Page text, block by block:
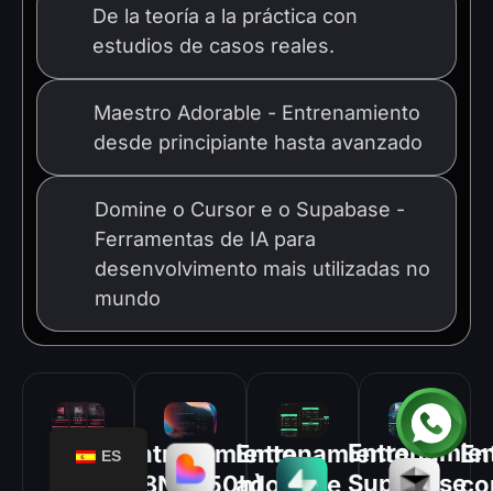
De la teoría a la práctica con
estudios de casos reales.
Maestro Adorable - Entrenamiento
desde principiante hasta avanzado
Domine o Cursor e o Supabase -
Ferramentas de IA para
desenvolvimento mais utilizadas no
mundo
Entrenamiento
N8N (+50h)
Entrenamiento
adorable SupaBase
ES